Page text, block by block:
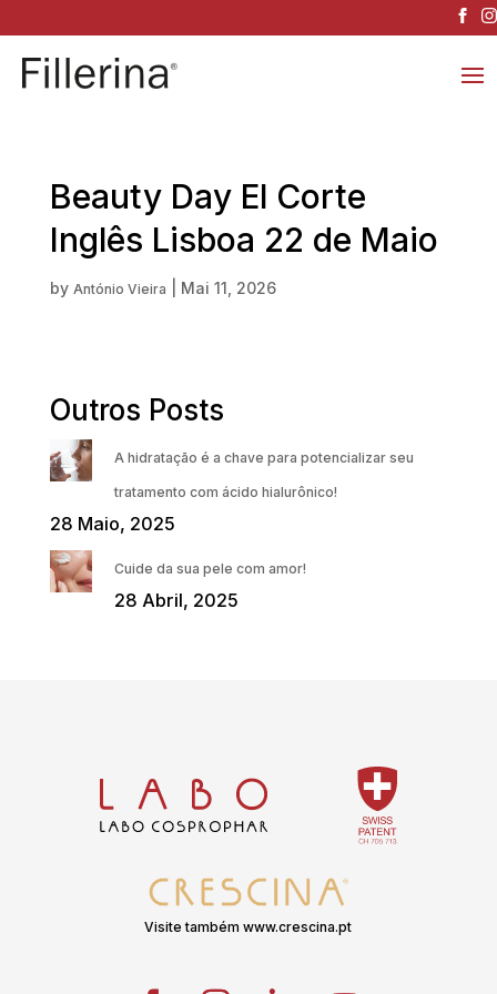
Beauty Day El Corte
Inglês Lisboa 22 de Maio
by António Vieira Mai 11, 2026
Outros Posts
A hidratação é a chave para potencializar seu
tratamento com ácido hialurônico!
28 Maio, 2025
Cuide da sua pele com amor!
28 Abril, 2025
Visite também www.crescina.pt